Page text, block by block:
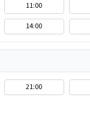
11:00
14:00
21:00